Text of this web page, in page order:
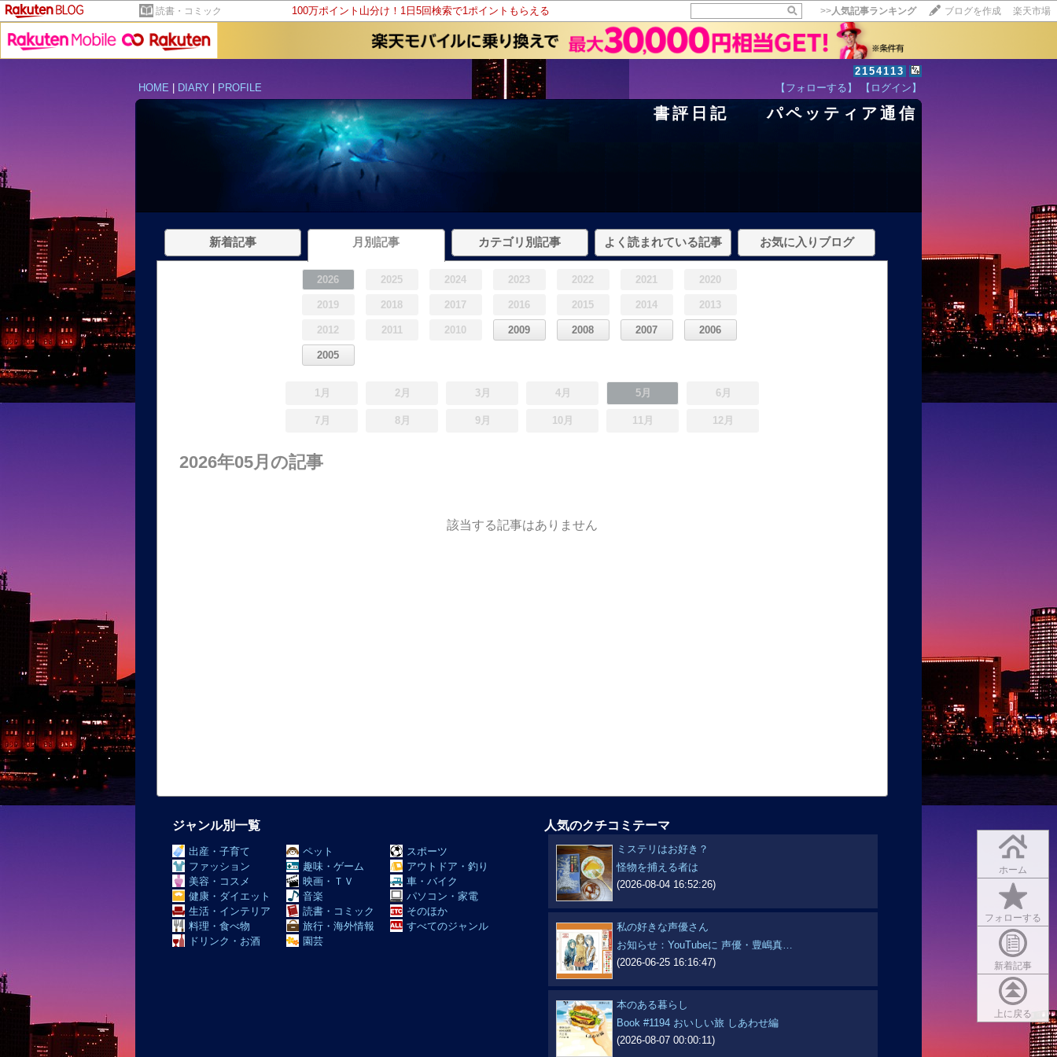
読書・コミック 100万ポイント山分け！1日5回検索で1ポイントもらえる >>人気記事ランキング ブログを作成 楽天市場
2154113
HOME
DIARY PROFILE 【フォローする】 【ログイン】
書評日記 パペッティア通信
ホーム
フォローする
新着記事
上に戻る
新着記事 月別記事 カテゴリ別記事 よく読まれている記事 お気に入りブログ
2026 2025 2024 2023 2022 2021 2020
2019 2018 2017 2016 2015 2014 2013
2012 2011 2010 2009 2008 2007 2006
2005
1月 2月 3月 4月 5月 6月
7月 8月 9月 10月 11月 12月
2026年05月の記事
該当する記事はありません
ジャンル別一覧
出産・子育て
ファッション
美容・コスメ
健康・ダイエット
生活・インテリア
料理・食べ物
ドリンク・お酒
ペット
趣味・ゲーム
映画・ＴＶ
音楽
読書・コミック
旅行・海外情報
園芸
スポーツ
アウトドア・釣り
車・バイク
パソコン・家電
そのほか
すべてのジャンル
人気のクチコミテーマ
ミステリはお好き？
怪物を捕える者は
(2026-08-04 16:52:26)
私の好きな声優さん
お知らせ：​YouTubeに 声優・豊嶋真…
(2026-06-25 16:16:47)
本のある暮らし
Book #1194 おいしい旅 しあわせ編
(2026-08-07 00:00:11)